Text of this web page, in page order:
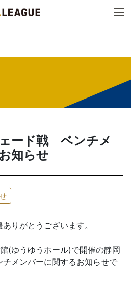
ード戦 ベンチメ
知らせ
りがとうございます。
(ゆうゆうホール)で開催の静岡
チメンバーに関するお知らせで